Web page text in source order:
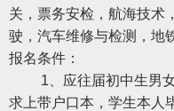
关，票务安检，航海技术
驶，汽车维修与检测，地
报名条件：
1、应往届初中生男女
求上带户口本，学生本人